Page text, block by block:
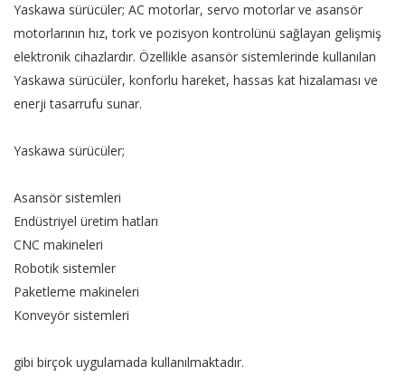
Yaskawa sürücüler; AC motorlar, servo motorlar ve asansör
motorlarının hız, tork ve pozisyon kontrolünü sağlayan gelişmiş
elektronik cihazlardır. Özellikle asansör sistemlerinde kullanılan
Yaskawa sürücüler, konforlu hareket, hassas kat hizalaması ve
enerji tasarrufu sunar.
Yaskawa sürücüler;
Asansör sistemleri
Endüstriyel üretim hatları
CNC makineleri
Robotik sistemler
Paketleme makineleri
Konveyör sistemleri
gibi birçok uygulamada kullanılmaktadır.